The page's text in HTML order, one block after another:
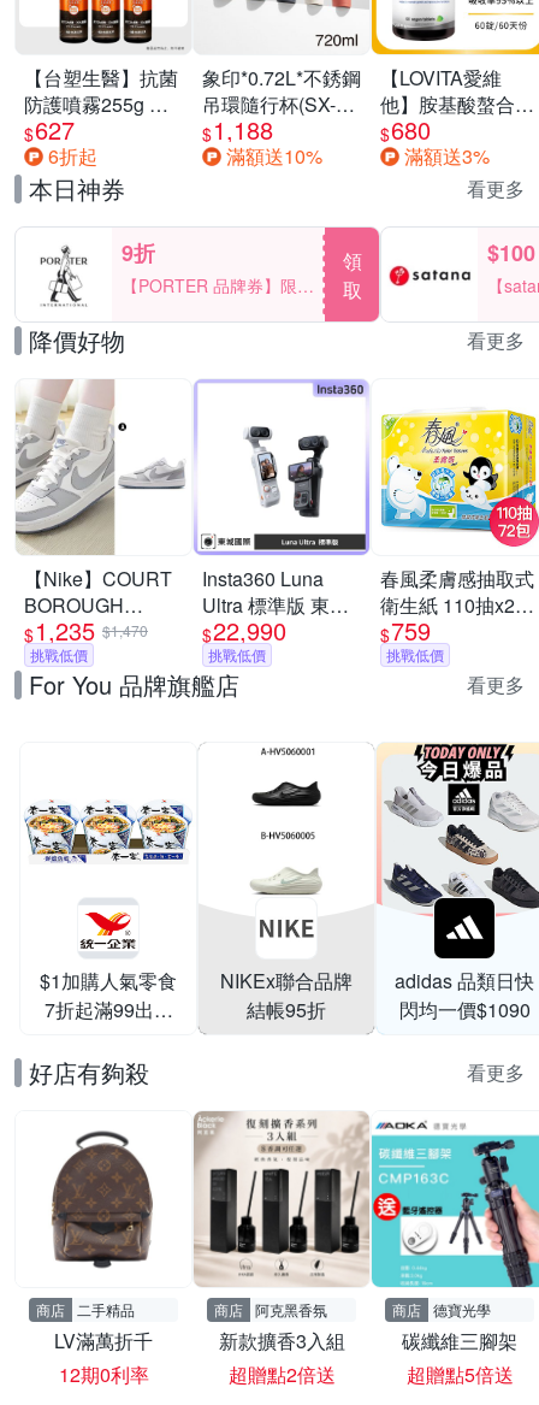
【台塑生醫】抗菌
防護噴霧255g 三
入組
$627
6折起
象印*0.72L*不銹鋼
吊環隨行杯(SX-
LA72H)
$1,188
滿額送10%
【LOVITA愛維
他】胺基酸螯合鋅
x2瓶30mg素食錠
(鋅錠)
$680
滿額送3%
本日神券 看更多
9折
【PORTER 品牌券】限時
2天 滿2000享9折
領
取
$100
【
一件
降價好物 看更多
【Nike】COURT
BOROUGH
RECRAFT SE GS
休閒鞋 運動鞋 女/
大童 A-IH4519100
$1,235 $1,470
挑戰低價
Insta360 Luna
Ultra 標準版 東城
代理商公司貨
$22,990
挑戰低價
春風柔膚感抽取式
衛生紙 110抽x24
包x3串/箱
$759
挑戰低價
For You 品牌旗艦店 看更多
$1加購人氣零食
7折起滿99出貨
NIKEx聯合品牌
結帳95折
adidas 品類日快
閃均一價$1090
好店有夠殺 看更多
商店 二手精品
LV滿萬折千
12期0利率
商店 阿克黑香氛
新款擴香3入組
超贈點2倍送
商店 德寶光學
碳纖維三腳架
超贈點5倍送